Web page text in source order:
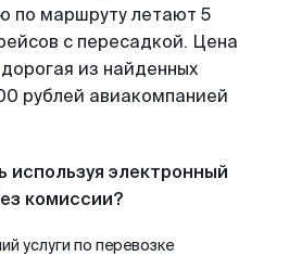
по маршруту летают 5
с пересадкой. Цена
из найденных
рублей авиакомпанией
используя электронный
комиссии?
услуги по перевозке